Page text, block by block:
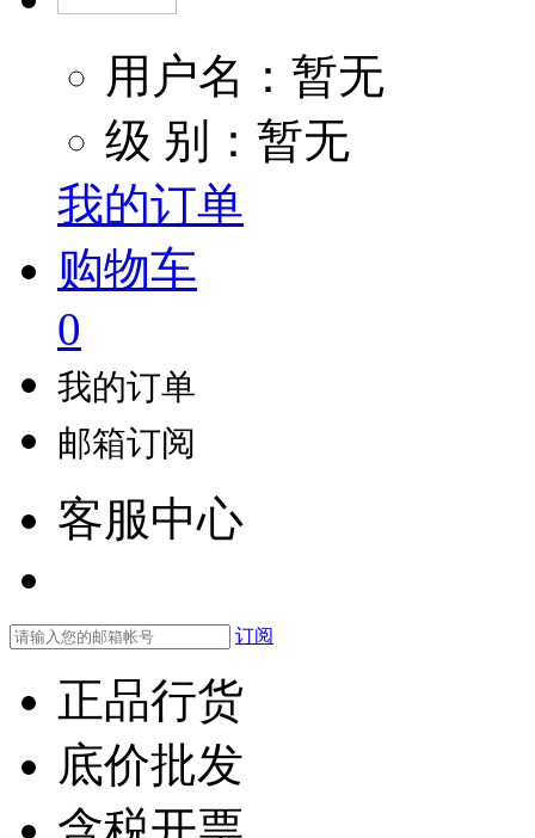
用户名：暂无
级 别：暂无
我的订单
购物车
0
我的订单
邮箱订阅
客服中心
订阅
正品行货
底价批发